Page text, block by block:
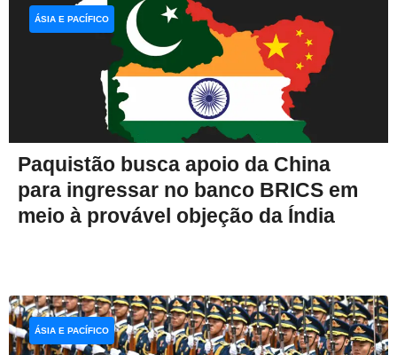
Paquistão busca apoio da China
para ingressar no banco BRICS em
meio à provável objeção da Índia
ÁSIA E PACÍFICO
ÁSIA E PACÍFICO